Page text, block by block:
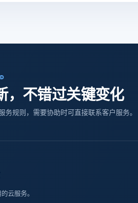
，不错过关键变化
务规则，需要协助时可直接联系客户服务。
云服务。